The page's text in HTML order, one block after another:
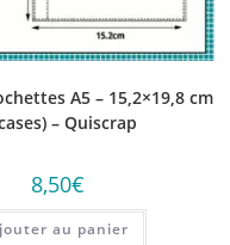
A5 – 15,2×19,8 cm
– Quiscrap
8,50€
au panier